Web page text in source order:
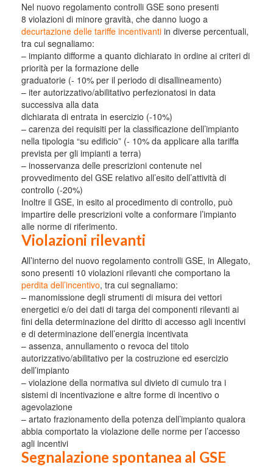
Nel nuovo regolamento controlli GSE sono presenti
8 violazioni di minore gravità, che danno luogo a
decurtazione delle tariffe incentivanti in diverse percentuali,
tra cui segnaliamo:
– impianto difforme a quanto dichiarato in ordine ai criteri di
priorità per la formazione delle
graduatorie (- 10% per il periodo di disallineamento)
– iter autorizzativo/abilitativo perfezionatosi in data
successiva alla data
dichiarata di entrata in esercizio (-10%)
– carenza dei requisiti per la classificazione dell’impianto
nella tipologia “su edificio” (- 10% da applicare alla tariffa
prevista per gli impianti a terra)
– inosservanza delle prescrizioni contenute nel
provvedimento del GSE relativo all’esito dell’attività di
controllo (-20%)
Inoltre il GSE, in esito al procedimento di controllo, può
impartire delle prescrizioni volte a conformare l’impianto
alle norme di riferimento.
Violazioni rilevanti
All’interno del nuovo regolamento controlli GSE, in Allegato,
sono presenti 10 violazioni rilevanti che comportano la
perdita dell’incentivo, tra cui segnaliamo:
– manomissione degli strumenti di misura dei vettori
energetici e/o dei dati di targa dei componenti rilevanti ai
fini della determinazione del diritto di accesso agli incentivi
e di determinazione dell’energia incentivata
– assenza, annullamento o revoca del titolo
autorizzativo/abilitativo per la costruzione ed esercizio
dell’impianto
– violazione della normativa sul divieto di cumulo tra i
sistemi di incentivazione e altre forme di incentivo o
agevolazione
– artato frazionamento della potenza dell’impianto qualora
abbia comportato la violazione delle norme per l’accesso
agli incentivi
Segnalazione spontanea al GSE